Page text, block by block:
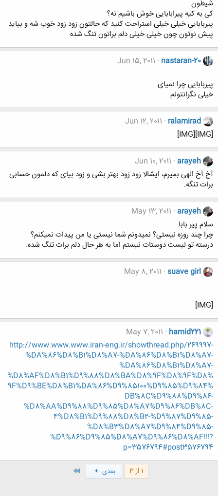
شیطون
کی به کیه پیرابابایی خوش باشیم نه؟
پیربابایی خیلی خیلی استراحت کنید که حالتون زود زود خوب شه و بیاید
پیش نوتون چون خیلی خیلی دلم براتون تنگ شده
nastaran-20
Jun 15, 2011
پیربابایی چرا نمیای
خیلی نگرانتونم
ralamirad
Jun 12, 2011
[IMG][IMG]
arayeh
Jun 10, 2011
آخ آخ الهی بمیرم، ایشالا زود زود بهتر بشی و زود بیای که دلمون حسابی
برات تنگه.
arayeh
May 13, 2011
سلام پیر بابا
چرا چند روزه نیستی؟ نمیدونم شما نیستی یا من پیدات نمیکنم؟
درسته تو لیست دوستات نیستم اما به هر حال دلم برات تنگ شده.
suave girl
May 8, 2011
[IMG]
hamid221
May 7, 2011
http://www.www.www.iran-eng.ir/showthread.php/269997-
%DA%86%D8%B1%D8%A7-%DA%86%D8%B1%D8%A7-
%DA%86%D8%B1%D8%A7-
%D8%AF%D8%B1%D9%88%D8%BA%D8%9F%D8%9F%D8%
9F%D9%BE%D8%B1%DA%86%D9%85100%D9%85%D9%84%
DB%8C%D9%88%D9%86-
%D8%AA%D9%88%D9%85%D8%A7%D9%86%DB%8C-
4%D8%B1%D9%88%D8%B2-%D9%87%D9%85-
%D8%B3%D8%A7%D9%84%D9%85-
%D9%86%D9%85%D8%A7%D9%86%D8%AF!!!?
p=3576794#post3576794
1 از 3 بعدی